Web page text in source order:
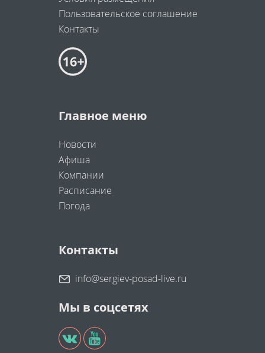
Пользовательское соглашение
Контакты
Главное меню
Новости
Афиша
Компании
Расписание
Погода
Контакты
info@sergiev-posad-live.ru
Мы в соцсетях